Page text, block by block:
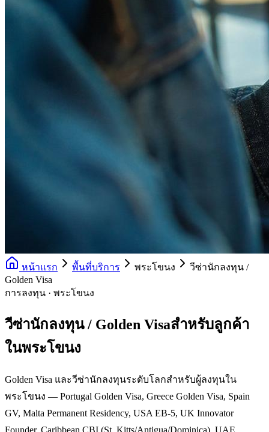
หน้าแรก พื้นที่บริการ พระโขนง
วีซ่านักลงทุน /
Golden Visa
การลงทุน · พระโขนง
วีซ่านักลงทุน / Golden Visaสำหรับลูกค้า
ในพระโขนง
Golden Visa และวีซ่านักลงทุนระดับโลกสำหรับผู้ลงทุนใน
พระโขนง — Portugal Golden Visa, Greece Golden Visa, Spain
GV, Malta Permanent Residency, USA EB-5, UK Innovator
Founder, Caribbean CBI (St. Kitts/Antigua/Dominica), UAE